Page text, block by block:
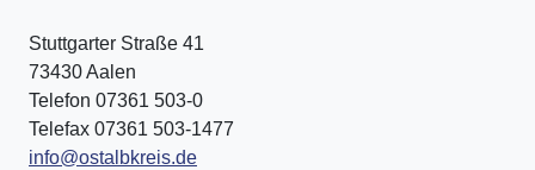
Stuttgarter Straße 41
73430 Aalen
Telefon 07361 503-0
Telefax 07361 503-1477
info@ostalbkreis.de